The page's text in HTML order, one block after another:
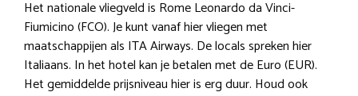
Het nationale vliegveld is Rome Leonardo da Vinci-
Fiumicino (FCO). Je kunt vanaf hier vliegen met
maatschappijen als ITA Airways. De locals spreken hier
Italiaans. In het hotel kan je betalen met de Euro (EUR).
Het gemiddelde prijsniveau hier is erg duur. Houd ook